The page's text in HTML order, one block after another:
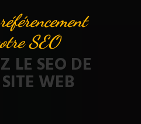
SEO
LE SEO DE
WEB